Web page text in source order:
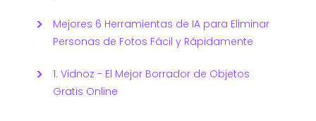
Mejores 6 Herramientas de IA para Eliminar
Personas de Fotos Fácil y Rápidamente
1. Vidnoz - El Mejor Borrador de Objetos
Gratis Online